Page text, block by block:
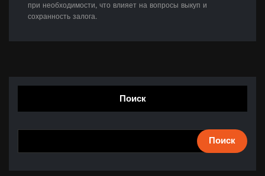
при необходимости, что влияет на вопросы выкуп и
сохранность залога.
Поиск
Поиск